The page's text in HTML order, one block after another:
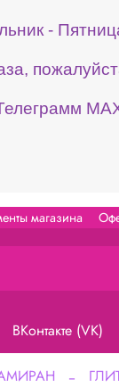
-
магазина
ВКонтакте (VK)